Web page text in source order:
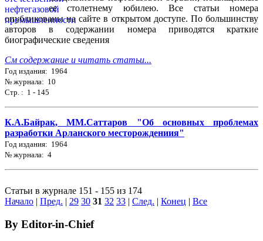
ее столетнему юбилею. Все статьи номера
опубликованы на сайте в открытом доступе. По большинству
авторов в содержании номера приводятся краткие
биографические сведения
См содержание и читать статьи...
Год издания: 1964
№ журнала: 10
Стр. : 1 - 145
К.А.Байрак, ММ.Саттаров "Об основных проблемах
разработки Арланского месторождениия"
Год издания: 1964
№ журнала: 4
Статьи в журнале 151 - 155 из 174
Начало | Пред. | 29 30 31 32 33 | След. | Конец | Все
By Editor-in-Chief